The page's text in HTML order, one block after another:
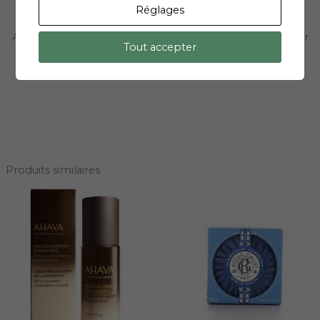
Conseils d’utilisation
Appliquez le lait corps Lait Minéral Ahava chaque jour sur
l’ensemble du corps, sur peau propre et séchée.
Produits similaires
Réglages
Tout accepter